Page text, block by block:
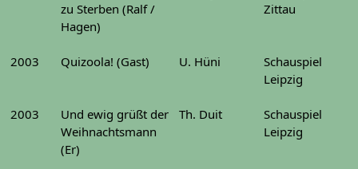
zu Sterben (Ralf /
Hagen)
Zittau
2003 Quizoola! (Gast) U. Hüni
Schauspiel
Leipzig
2003
Und ewig grüßt der
Weihnachtsmann
(Er)
Th. Duit
Schauspiel
Leipzig